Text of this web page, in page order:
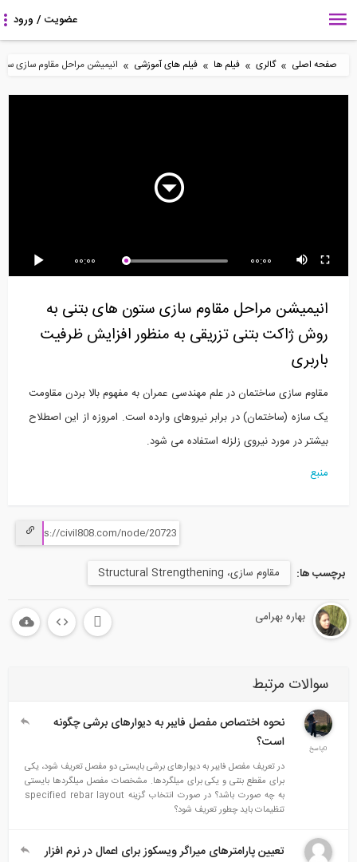
صفحه اصلی » گالری » فیلم ها » فیلم های آموزشی » انیمیشن مراحل مقاوم سازی
9:43
17:44
4:07
00:00 00:00
انیمیشن مراحل مقاوم سازی ستون های بتنی به
روش ژاکت بتنی تزریقی به منظور افزایش ظرفیت
باربری
مقاوم‌ سازی ساختمان در علم مهندسی عمران به مفهوم بالا بردن مقاومت
یک سازه (ساختمان) در برابر نیروهای وارده است. امروزه از این اصطلاح
بیشتر در مورد نیروی زلزله استفاده می‌ شود.
منبع
برچسب ها: مقاوم سازی، Structural Strengthening
بهاره بهرامی
سوالات مرتبط
نحوه اختصاص مفصل فایبر به دیوارهای برشی چگونه
است؟
در تعریف مفصل فایبر به دیوارهای برشی بایستی دو مفصل تعریف شود، یکی
برای مقطع بتنی و یکی برای میلگردها. مشخصات مفصل میلگردها بایستی
به چه صورت باشد؟ در صورت انتخاب گزینه specified rebar layout
تنظیمات باید چطور تعریف شود؟
تعيين پارامترهای میراگر ویسکوز برای اعمال در نرم افزار